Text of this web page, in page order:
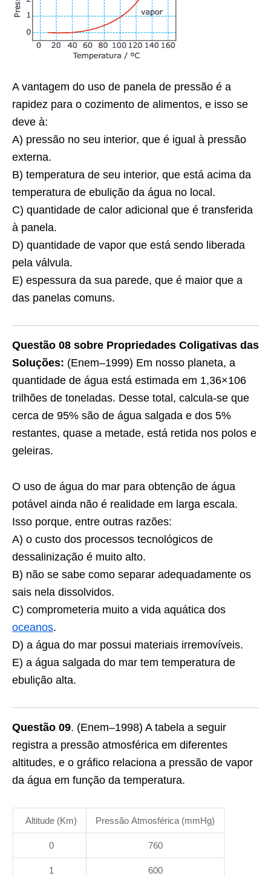
A vantagem do uso de panela de pressão é a
rapidez para o cozimento de alimentos, e isso se
deve à:
A) pressão no seu interior, que é igual à pressão
externa.
B) temperatura de seu interior, que está acima da
temperatura de ebulição da água no local.
C) quantidade de calor adicional que é transferida
à panela.
D) quantidade de vapor que está sendo liberada
pela válvula.
E) espessura da sua parede, que é maior que a
das panelas comuns.
Questão 08 sobre Propriedades Coligativas das
Soluções: (Enem–1999) Em nosso planeta, a
quantidade de água está estimada em 1,36×106
trilhões de toneladas. Desse total, calcula-se que
cerca de 95% são de água salgada e dos 5%
restantes, quase a metade, está retida nos polos e
geleiras.
O uso de água do mar para obtenção de água
potável ainda não é realidade em larga escala.
Isso porque, entre outras razões:
A) o custo dos processos tecnológicos de
dessalinização é muito alto.
B) não se sabe como separar adequadamente os
sais nela dissolvidos.
C) comprometeria muito a vida aquática dos
oceanos.
D) a água do mar possui materiais irremovíveis.
E) a água salgada do mar tem temperatura de
ebulição alta.
Questão 09. (Enem–1998) A tabela a seguir
registra a pressão atmosférica em diferentes
altitudes, e o gráfico relaciona a pressão de vapor
da água em função da temperatura.
Altitude (Km) Pressão Atmosférica (mmHg)
0 760
1 600